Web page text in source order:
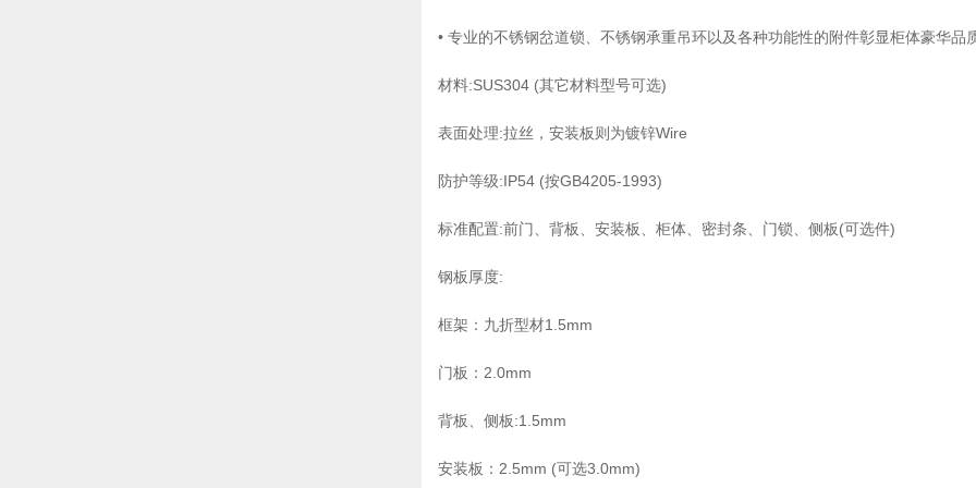
• 专业的不锈钢岔道锁、不锈钢承重吊环以及各种功能性的附件彰显柜体豪华品
材料:SUS304 (其它材料型号可选)
表面处理:拉丝，安装板则为镀锌Wire
防护等级:IP54 (按GB4205-1993)
标准配置:前门、背板、安装板、柜体、密封条、门锁、侧板(可选件)
钢板厚度:
框架：九折型材1.5mm
门板：2.0mm
背板、侧板:1.5mm
安装板：2.5mm (可选3.0mm)